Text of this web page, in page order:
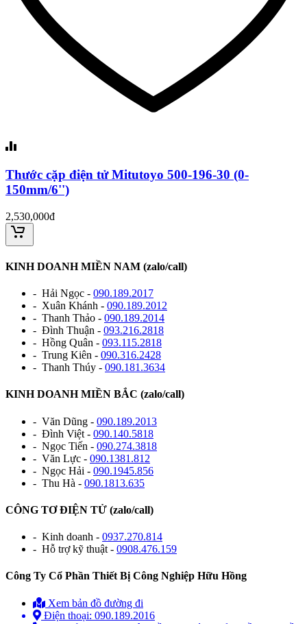
Thước cặp điện tử Mitutoyo 500-196-30 (0-
150mm/6'')
2,530,000đ
KINH DOANH MIỀN NAM (zalo/call)
- Hải Ngọc - 090.189.2017
- Xuân Khánh - 090.189.2012
- Thanh Thảo - 090.189.2014
- Đình Thuận - 093.216.2818
- Hồng Quân - 093.115.2818
- Trung Kiên - 090.316.2428
- Thanh Thúy - 090.181.3634
KINH DOANH MIỀN BẮC (zalo/call)
- Văn Dũng - 090.189.2013
- Đình Việt - 090.140.5818
- Ngọc Tiến - 090.274.3818
- Văn Lực - 090.1381.812
- Ngọc Hải - 090.1945.856
- Thu Hà - 090.1813.635
CÔNG TƠ ĐIỆN TỬ (zalo/call)
- Kinh doanh - 0937.270.814
- Hỗ trợ kỹ thuật - 0908.476.159
Công Ty Cổ Phần Thiết Bị Công Nghiệp Hữu Hồng
Xem bản đồ đường đi
Điện thoại: 090.189.2016